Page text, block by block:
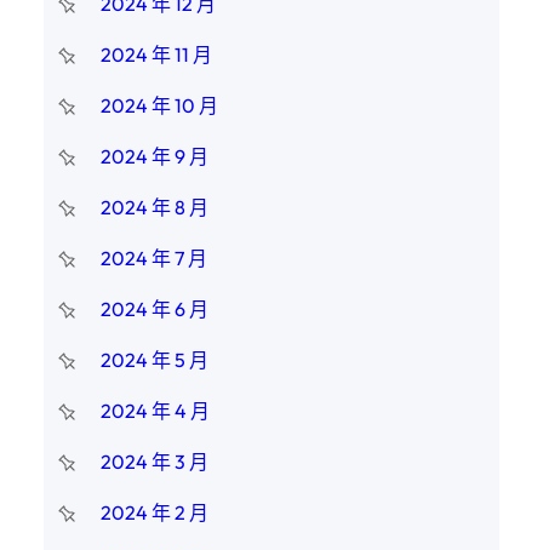
2024 年 11 月
2024 年 10 月
2024 年 9 月
2024 年 8 月
2024 年 7 月
2024 年 6 月
2024 年 5 月
2024 年 4 月
2024 年 3 月
2024 年 2 月